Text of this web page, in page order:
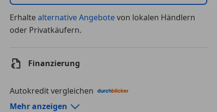
Erhaltealternative Angebotevon lokalen Händlern
oder Privatkäufern.
Finanzierung
Autokredit vergleichen
Autokredit-Rechner von durchblicker.at
Mehr anzeigen